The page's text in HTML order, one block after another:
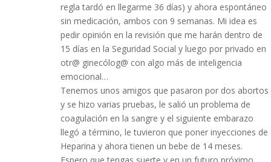
regla tardó en llegarme 36 días) y ahora espontáneo
sin medicación, ambos con 9 semanas. Mi idea es
pedir opinión en la revisión que me harán dentro de
15 días en la Seguridad Social y luego por privado en
otr@ ginecólog@ con algo más de inteligencia
emocional…
Tenemos unos amigos que pasaron por dos abortos
y se hizo varias pruebas, le salió un problema de
coagulación en la sangre y el siguiente embarazo
llegó a término, le tuvieron que poner inyecciones de
Heparina y ahora tienen un bebe de 14 meses.